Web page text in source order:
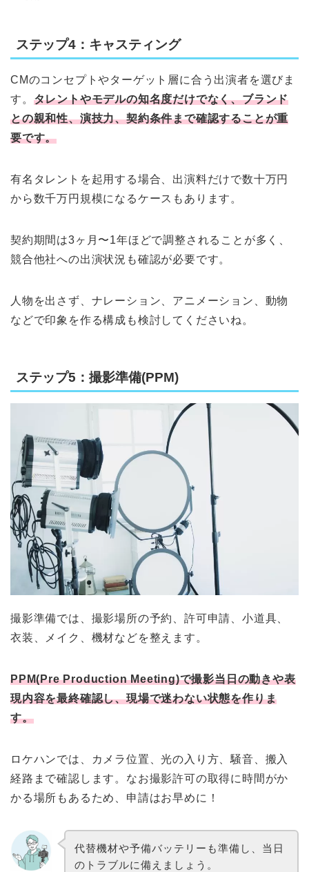
ステップ4：キャスティング
CMのコンセプトやターゲット層に合う出演者を選びま
す。 タレントやモデルの知名度だけでなく、ブランド
との親和性、演技力、契約条件まで確認することが重
要です。
有名タレントを起用する場合、出演料だけで数十万円
から数千万円規模になるケースもあります。
契約期間は3ヶ月〜1年ほどで調整されることが多く、
競合他社への出演状況も確認が必要です。
人物を出さず、ナレーション、アニメーション、動物
などで印象を作る構成も検討してくださいね。
ステップ5：撮影準備(PPM)
撮影準備では、撮影場所の予約、許可申請、小道具、
衣装、メイク、機材などを整えます。
PPM(Pre Production Meeting)で撮影当日の動きや表
現内容を最終確認し、現場で迷わない状態を作りま
す。
ロケハンでは、カメラ位置、光の入り方、騒音、搬入
経路まで確認します。なお撮影許可の取得に時間がか
かる場所もあるため、申請はお早めに！
代替機材や予備バッテリーも準備し、当日
のトラブルに備えましょう。